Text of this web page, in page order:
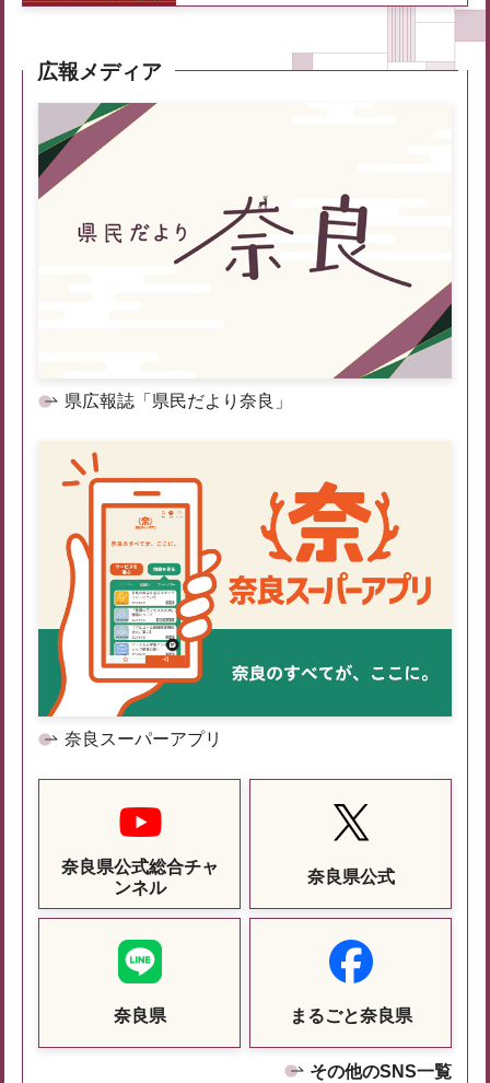
広報メディア
県広報誌「県民だより奈良」
奈良スーパーアプリ
奈良県公式総合チャ
ンネル
奈良県公式
奈良県 まるごと奈良県
その他のSNS一覧